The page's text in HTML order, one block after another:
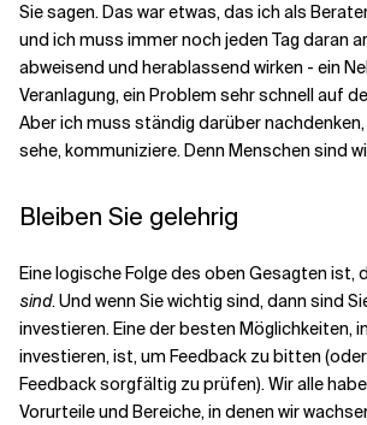
Sie sagen. Das war etwas, das ich als
und ich muss immer noch jeden Tag daran
abweisend und herablassend wirken - ein
Veranlagung, ein Problem sehr schnell auf
Aber ich muss ständig darüber nachdenken,
sehe, kommuniziere. Denn Menschen sind
Bleiben Sie gelehrig
Eine logische Folge des oben Gesagten ist,
sind. Und wenn Sie wichtig sind, dann sind
investieren. Eine der besten Möglichkeiten,
investieren, ist, um Feedback zu bitten
Feedback sorgfältig zu prüfen). Wir alle
Vorurteile und Bereiche, in denen wir